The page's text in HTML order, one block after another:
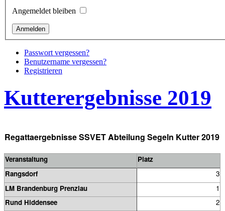
Angemeldet bleiben
Passwort vergessen?
Benutzername vergessen?
Registrieren
Kutterergebnisse 2019
Regattaergebnisse SSVET Abteilung Segeln Kutter 2019
Veranstaltung
Platz
Rangsdorf
3
LM Brandenburg Prenzlau
1
Rund Hiddensee
2